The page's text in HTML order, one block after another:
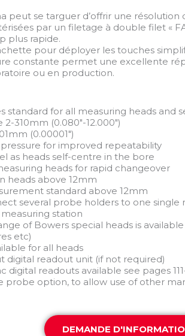
peut se targuer d’offrir une résolution
par un filetage à double filet «
plus rapide.
pour déployer les touches
constante permet une excellente
ou en production.
standard for all measuring heads and
2-310mm (0.080″-12.000″)
(0.00001″)
pressure for improved repeatability
as heads self-centre in the bore
heads for rapid changeover
heads above 12mm
standard above 12mm
several probe holders to one
station
of Bowers special heads is
etc)
for all heads
digital readout unit (if not required)
digital readouts available see pages
probe option, to allow use of other
DEMANDE